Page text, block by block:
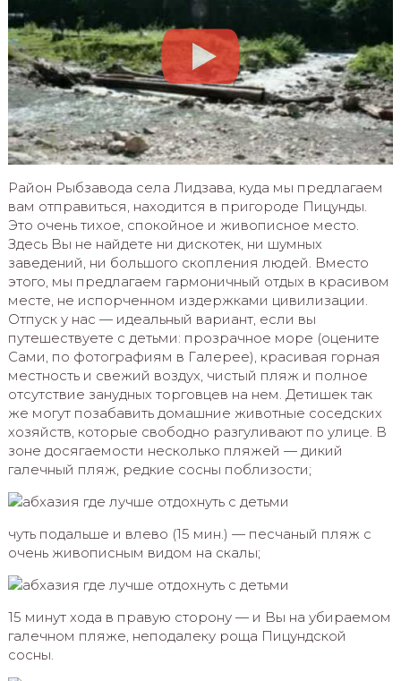
Район Рыбзавода села Лидзава, куда мы предлагаем
вам отправиться, находится в пригороде Пицунды.
Это очень тихое, спокойное и живописное место.
Здесь Вы не найдете ни дискотек, ни шумных
заведений, ни большого скопления людей. Вместо
этого, мы предлагаем гармоничный отдых в красивом
месте, не испорченном издержками цивилизации.
Отпуск у нас — идеальный вариант, если вы
путешествуете с детьми: прозрачное море (оцените
Сами, по фотографиям в Галерее), красивая горная
местность и свежий воздух, чистый пляж и полное
отсутствие занудных торговцев на нем. Детишек так
же могут позабавить домашние животные соседских
хозяйств, которые свободно разгуливают по улице. В
зоне досягаемости несколько пляжей — дикий
галечный пляж, редкие сосны поблизости;
чуть подальше и влево (15 мин.) — песчаный пляж с
очень живописным видом на скалы;
15 минут хода в правую сторону — и Вы на убираемом
галечном пляже, неподалеку роща Пицундской
сосны.